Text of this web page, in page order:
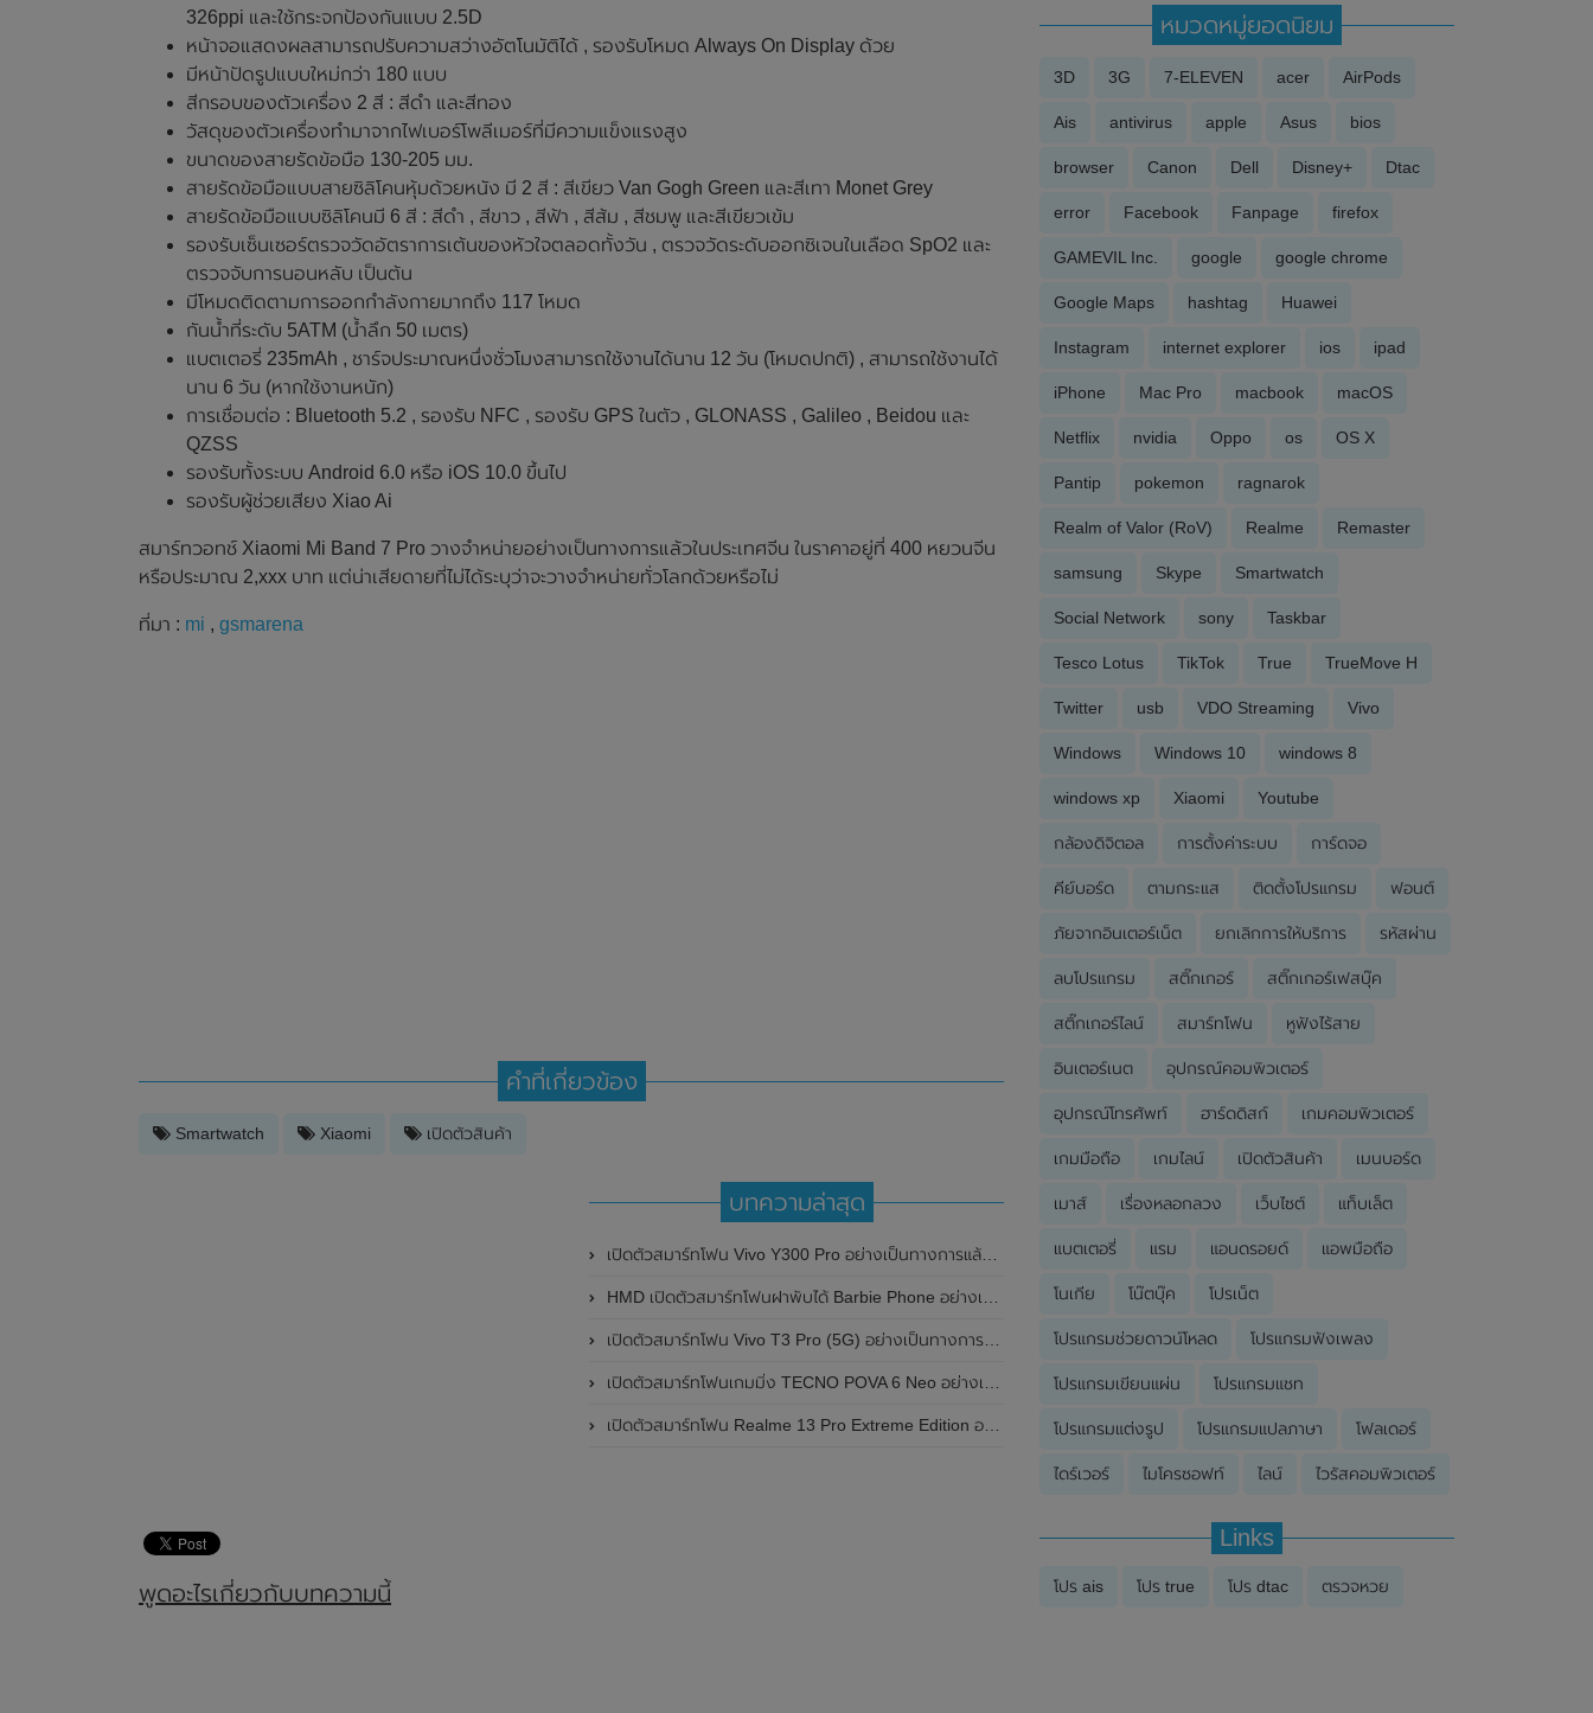
326ppi และใช้กระจกป้องกันแบบ 2.5D
หน้าจอแสดงผลสามารถปรับความสว่างอัตโนมัติได้ , รองรับโหมด Always On Display ด้วย
มีหน้าปัดรูปแบบใหม่กว่า 180 แบบ
สีกรอบของตัวเครื่อง 2 สี : สีดำ และสีทอง
วัสดุของตัวเครื่องทำมาจากไฟเบอร์โพลีเมอร์ที่มีความแข็งแรงสูง
ขนาดของสายรัดข้อมือ 130-205 มม.
สายรัดข้อมือแบบสายซิลิโคนหุ้มด้วยหนัง มี 2 สี : สีเขียว Van Gogh Green และสีเทา Monet Grey
สายรัดข้อมือแบบซิลิโคนมี 6 สี : สีดำ , สีขาว , สีฟ้า , สีส้ม , สีชมพู และสีเขียวเข้ม
รองรับเซ็นเซอร์ตรวจวัดอัตราการเต้นของหัวใจตลอดทั้งวัน , ตรวจวัดระดับออกซิเจนในเลือด SpO2 และ
ตรวจจับการนอนหลับ เป็นต้น
มีโหมดติดตามการออกกำลังกายมากถึง 117 โหมด
กันน้ำที่ระดับ 5ATM (น้ำลึก 50 เมตร)
แบตเตอรี่ 235mAh , ชาร์จประมาณหนึ่งชั่วโมงสามารถใช้งานได้นาน 12 วัน (โหมดปกติ) , สามารถใช้งานได้
นาน 6 วัน (หากใช้งานหนัก)
การเชื่อมต่อ : Bluetooth 5.2 , รองรับ NFC , รองรับ GPS ในตัว , GLONASS , Galileo , Beidou และ
QZSS
รองรับทั้งระบบ Android 6.0 หรือ iOS 10.0 ขึ้นไป
รองรับผู้ช่วยเสียง Xiao Ai
สมาร์ทวอทช์ Xiaomi Mi Band 7 Pro วางจำหน่ายอย่างเป็นทางการแล้วในประเทศจีน ในราคาอยู่ที่ 400 หยวนจีน
หรือประมาณ 2,xxx บาท แต่น่าเสียดายที่ไม่ได้ระบุว่าจะวางจำหน่ายทั่วโลกด้วยหรือไม่
ที่มา : mi , gsmarena
คำที่เกี่ยวข้อง
Smartwatch Xiaomi เปิดตัวสินค้า
บทความล่าสุด
เปิดตัวสมาร์ทโฟน Vivo Y300 Pro อย่างเป็นทางการแล้วในประเทศจีน มาพร้อมดีไซน์พรีเมี่ยม ทนทาน และแบตเตอรี่สุดอึดขนาดใหญ่ 6,500mAh พร้อมรองรับการชาร์จไว 80W
HMD เปิดตัวสมาร์ทโฟนฝาพับได้ Barbie Phone อย่างเป็นทางการแล้ว มาพร้อมธีมสีชมพูสดใส
เปิดตัวสมาร์ทโฟน Vivo T3 Pro (5G) อย่างเป็นทางการแล้วในประเทศอินเดีย
เปิดตัวสมาร์ทโฟนเกมมิ่ง TECNO POVA 6 Neo อย่างเป็นทางการแล้วในประเทศไทย ในราคา 8,499 บาท
เปิดตัวสมาร์ทโฟน Realme 13 Pro Extreme Edition อย่างเป็นทางการแล้วในประเทศจีน
พูดอะไรเกี่ยวกับบทความนี้
หมวดหมู่ยอดนิยม
3D 3G 7-ELEVEN acer AirPods
Ais antivirus apple Asus bios
browser Canon Dell Disney+ Dtac
error Facebook Fanpage firefox
GAMEVIL Inc. google google chrome
Google Maps hashtag Huawei
Instagram internet explorer ios ipad
iPhone Mac Pro macbook macOS
Netflix nvidia Oppo os OS X
Pantip pokemon ragnarok
Realm of Valor (RoV) Realme Remaster
samsung Skype Smartwatch
Social Network sony Taskbar
Tesco Lotus TikTok True TrueMove H
Twitter usb VDO Streaming Vivo
Windows Windows 10 windows 8
windows xp Xiaomi Youtube
กล้องดิจิตอล การตั้งค่าระบบ การ์ดจอ
คีย์บอร์ด ตามกระแส ติดตั้งโปรแกรม ฟอนต์
ภัยจากอินเตอร์เน็ต ยกเลิกการให้บริการ รหัสผ่าน
ลบโปรแกรม สติ๊กเกอร์ สติ๊กเกอร์เฟสบุ๊ค
สติ๊กเกอร์ไลน์ สมาร์ทโฟน หูฟังไร้สาย
อินเตอร์เนต อุปกรณ์คอมพิวเตอร์
อุปกรณ์โทรศัพท์ ฮาร์ดดิสก์ เกมคอมพิวเตอร์
เกมมือถือ เกมไลน์ เปิดตัวสินค้า เมนบอร์ด
เมาส์ เรื่องหลอกลวง เว็บไซต์ แท็บเล็ต
แบตเตอรี่ แรม แอนดรอยด์ แอพมือถือ
โนเกีย โน๊ตบุ๊ค โปรเน็ต
โปรแกรมช่วยดาวน์โหลด โปรแกรมฟังเพลง
โปรแกรมเขียนแผ่น โปรแกรมแชท
โปรแกรมแต่งรูป โปรแกรมแปลภาษา โฟลเดอร์
ไดร์เวอร์ ไมโครซอฟท์ ไลน์ ไวรัสคอมพิวเตอร์
Links
โปร ais โปร true โปร dtac ตรวจหวย